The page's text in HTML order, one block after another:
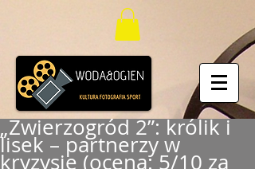
„Zwierzogród 2”: królik i
lisek – partnerzy w
kryzysie (ocena: 5/10 za